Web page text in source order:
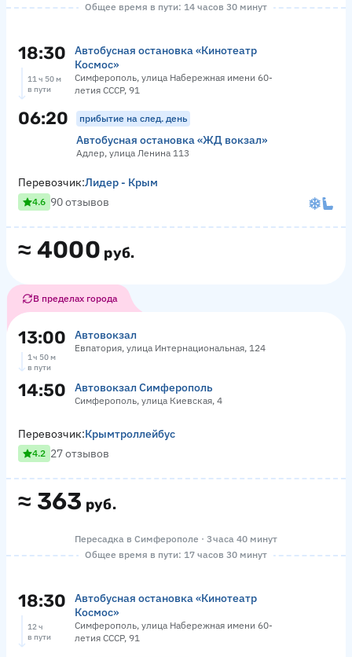
Общее время в пути: 14 часов 30 минут
18:30
Автобусная остановка «Кинотеатр
Космос»
Симферополь, улица Набережная имени 60-
летия СССР, 91
11 ч 50 м
в пути
06:20 прибытие на след. день
Автобусная остановка «ЖД вокзал»
Адлер, улица Ленина 113
≈ 4000 руб.
Перевозчик:Лидер - Крым
4.6 90 отзывов
В пределах города
13:00 Автовокзал
Евпатория, улица Интернациональная, 124
1 ч 50 м
в пути
14:50 Автовокзал Симферополь
Симферополь, улица Киевская, 4
≈ 363 руб.
Перевозчик:Крымтроллейбус
4.2 27 отзывов
Пересадка в Симферополе · 3 часа 40 минут
Общее время в пути: 17 часов 30 минут
18:30
Автобусная остановка «Кинотеатр
Космос»
Симферополь, улица Набережная имени 60-
летия СССР, 91
12 ч
в пути